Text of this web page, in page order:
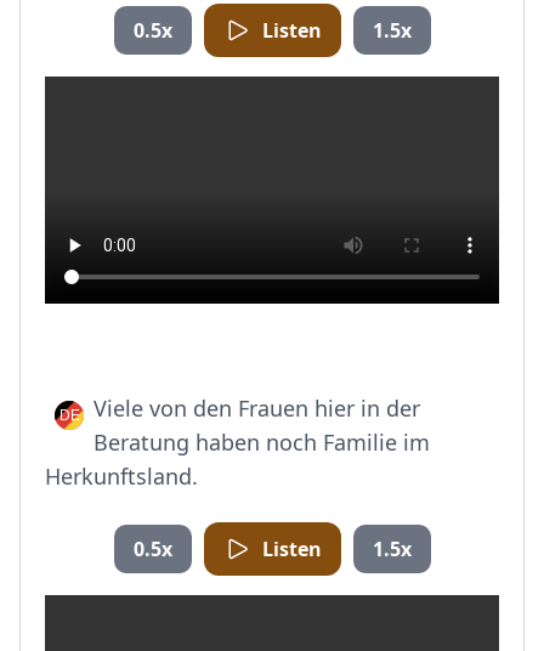
0.5x Listen 1.5x
Viele von den Frauen hier in der
Beratung haben noch Familie im
Herkunftsland.
0.5x Listen 1.5x